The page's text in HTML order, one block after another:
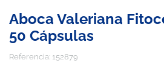
Aboca Valeriana
50 Cápsulas
Referencia: 152879